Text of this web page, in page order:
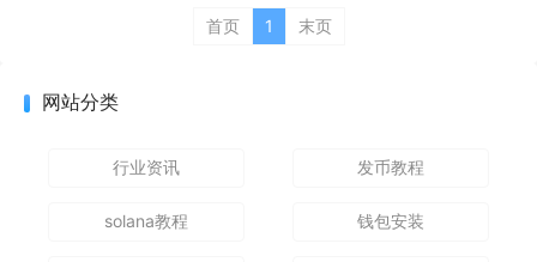
首页 1 末页
网站分类
行业资讯 发币教程
solana教程 钱包安装